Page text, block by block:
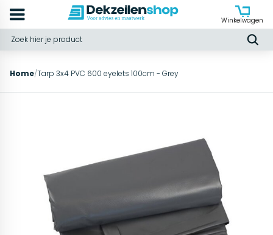
Winkelwagen
Home/Tarp 3x4 PVC 600 eyelets 100cm - Grey